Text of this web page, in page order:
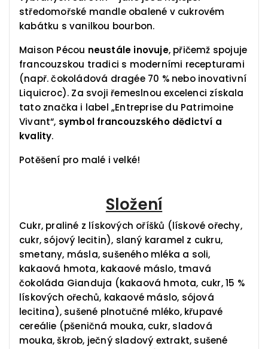
středomořské mandle obalené v cukrovém
kabátku s vanilkou bourbon.
Maison Pécou neustále inovuje, přičemž spojuje
francouzskou tradici s moderními recepturami
(např. čokoládová dragée 70 % nebo inovativní
Liquicroc). Za svoji řemeslnou excelenci získala
tato značka i label „Entreprise du Patrimoine
Vivant“, symbol francouzského dědictví a
kvality.
Potěšení pro malé i velké!
Složení
Cukr, praliné z lískových oříšků (lískové ořechy,
cukr, sójový lecitin), slaný karamel z cukru,
smetany, másla, sušeného mléka a soli,
kakaová hmota, kakaové máslo, tmavá
čokoláda Gianduja (kakaová hmota, cukr, 15 %
lískových ořechů, kakaové máslo, sójová
lecitina), sušené plnotučné mléko, křupavé
cereálie (pšeničná mouka, cukr, sladová
mouka, škrob, ječný sladový extrakt, sušené